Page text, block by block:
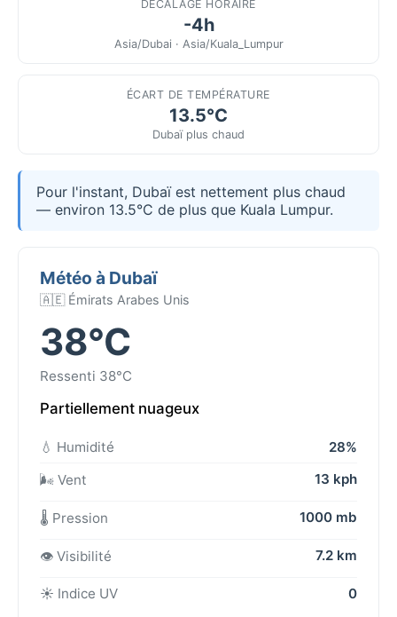
DÉCALAGE HORAIRE
-4h
Asia/Dubai · Asia/Kuala_Lumpur
ÉCART DE TEMPÉRATURE
13.5°C
Dubaï plus chaud
Pour l'instant, Dubaï est nettement plus chaud
— environ 13.5°C de plus que Kuala Lumpur.
Météo à Dubaï
🇦🇪 Émirats Arabes Unis
38°C
Ressenti 38°C
Partiellement nuageux
💧 Humidité
28%
🌬️ Vent
13 kph
🌡️ Pression 1000 mb
👁️ Visibilité 7.2 km
☀️ Indice UV 0